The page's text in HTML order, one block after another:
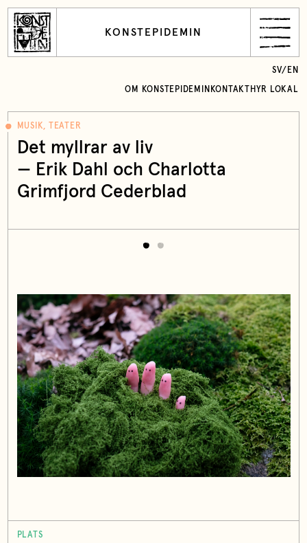
KONSTEPIDEMIN
OM KONSTEPIDEMIN KONTAKT HYR LOKAL
SV/ EN
MUSIK, TEATER
Det myllrar av liv
— Erik Dahl och Charlotta
Grimfjord Cederblad
PLATS